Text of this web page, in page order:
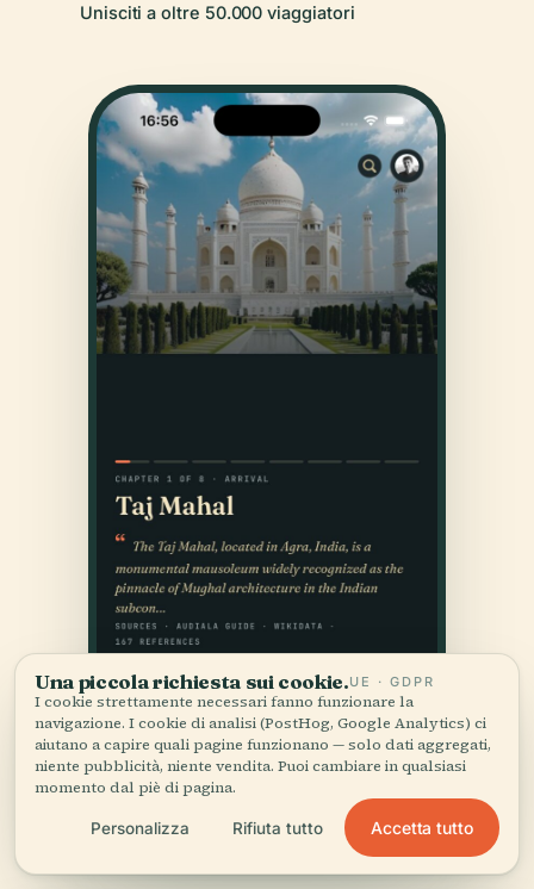
Unisciti a oltre 50.000 viaggiatori
Una piccola richiesta sui cookie.UE · GDPR
I cookie strettamente necessari fanno funzionare la
navigazione. I cookie di analisi (PostHog, Google Analytics) ci
aiutano a capire quali pagine funzionano — solo dati aggregati,
niente pubblicità, niente vendita. Puoi cambiare in qualsiasi
momento dal piè di pagina.
Personalizza Rifiuta tutto Accetta tutto